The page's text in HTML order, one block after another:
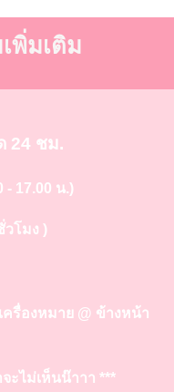
พิ่มเติม
24 ชม.
- 17.00 น.)
วโมง )
ครื่องหมาย @ ข้างหน้า
ะไม่เห็นน๊าาา ***